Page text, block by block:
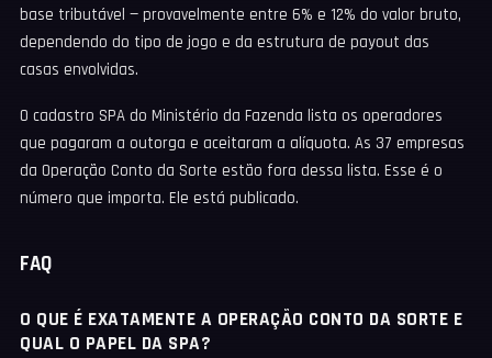
base tributável — provavelmente entre 6% e 12% do valor bruto,
dependendo do tipo de jogo e da estrutura de payout das
casas envolvidas.
O cadastro SPA do Ministério da Fazenda lista os operadores
que pagaram a outorga e aceitaram a alíquota. As 37 empresas
da Operação Conto da Sorte estão fora dessa lista. Esse é o
número que importa. Ele está publicado.
FAQ
O QUE É EXATAMENTE A OPERAÇÃO CONTO DA SORTE E
QUAL O PAPEL DA SPA?